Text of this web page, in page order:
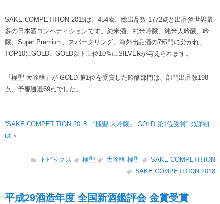
SAKE COMPETITION 2018は、454蔵、総出品数 1772点と出品酒世界最
多の日本酒コンペティションです。純米酒、純米吟醸、純米大吟醸、吟
醸、Super Premium、スパークリング、海外出品酒の7部門に分かれ、
TOP10にGOLD、GOLD以下上位10％にSILVERが与えられます。
『極聖 大吟醸』が GOLD 第1位を受賞した吟醸部門は、部門出品数198
点、予審通過69点でした。
“SAKE COMPETITION 2018 『極聖 大吟醸』 GOLD 第1位受賞” の詳細
は »
トピックス 極聖 大吟醸 極聖
SAKE COMPETITION
SAKE COMPETITION 2018
平成29酒造年度 全国新酒鑑評会 金賞受賞